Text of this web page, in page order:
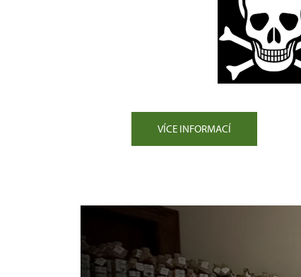
VÍCE INFORMACÍ